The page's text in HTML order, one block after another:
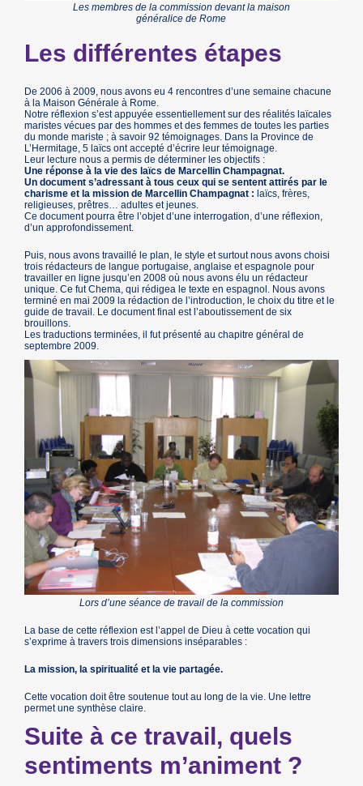
Les membres de la commission devant la maison
généralice de Rome
Les différentes étapes
De 2006 à 2009, nous avons eu 4 rencontres d’une semaine chacune
à la Maison Générale à Rome.
Notre réflexion s’est appuyée essentiellement sur des réalités laïcales
maristes vécues par des hommes et des femmes de toutes les parties
du monde mariste ; à savoir 92 témoignages. Dans la Province de
L’Hermitage, 5 laïcs ont accepté d’écrire leur témoignage.
Leur lecture nous a permis de déterminer les objectifs :
Une réponse à la vie des laïcs de Marcellin Champagnat.
Un document s’adressant à tous ceux qui se sentent attirés par le
charisme et la mission de Marcellin Champagnat : laïcs, frères,
religieuses, prêtres… adultes et jeunes.
Ce document pourra être l’objet d’une interrogation, d’une réflexion,
d’un approfondissement.
Puis, nous avons travaillé le plan, le style et surtout nous avons choisi
trois rédacteurs de langue portugaise, anglaise et espagnole pour
travailler en ligne jusqu’en 2008 où nous avons élu un rédacteur
unique. Ce fut Chema, qui rédigea le texte en espagnol. Nous avons
terminé en mai 2009 la rédaction de l’introduction, le choix du titre et le
guide de travail. Le document final est l’aboutissement de six
brouillons.
Les traductions terminées, il fut présenté au chapitre général de
septembre 2009.
Lors d’une séance de travail de la commission
La base de cette réflexion est l’appel de Dieu à cette vocation qui
s’exprime à travers trois dimensions inséparables :
La mission, la spiritualité et la vie partagée.
Cette vocation doit être soutenue tout au long de la vie. Une lettre
permet une synthèse claire.
Suite à ce travail, quels
sentiments m’animent ?